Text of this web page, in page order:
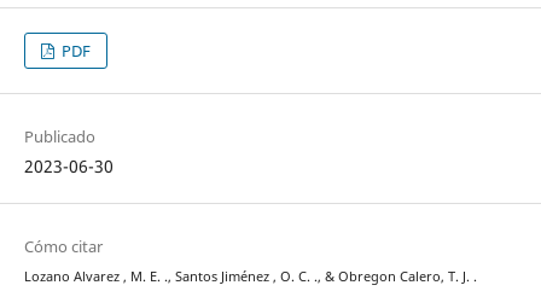
PDF
Publicado
2023-06-30
Cómo citar
Lozano Alvarez , M. E. ., Santos Jiménez , O. C. ., & Obregon Calero, T. J. .